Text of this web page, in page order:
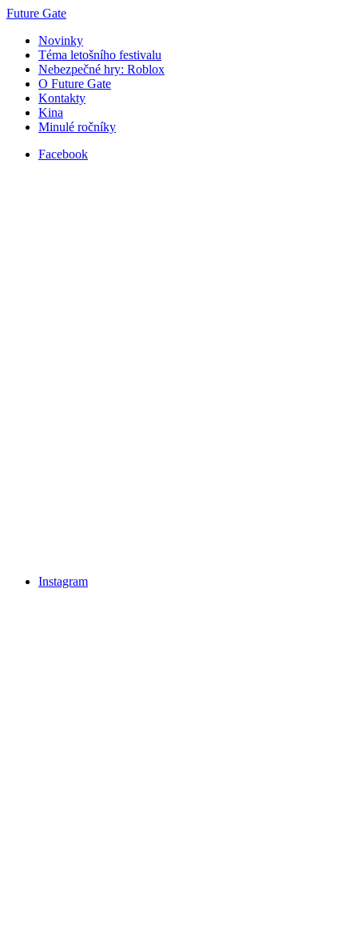
Future Gate
Novinky
Téma letošního festivalu
Nebezpečné hry: Roblox
O Future Gate
Kontakty
Kina
Minulé ročníky
Facebook
Instagram